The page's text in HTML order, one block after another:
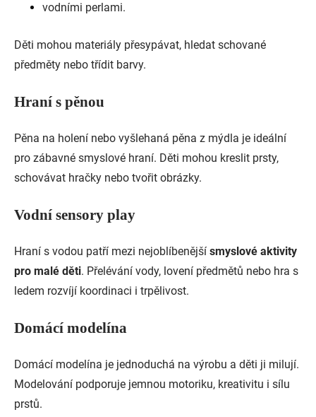
vodními perlami.
Děti mohou materiály přesypávat, hledat schované
předměty nebo třídit barvy.
Hraní s pěnou
Pěna na holení nebo vyšlehaná pěna z mýdla je ideální
pro zábavné smyslové hraní. Děti mohou kreslit prsty,
schovávat hračky nebo tvořit obrázky.
Vodní sensory play
Hraní s vodou patří mezi nejoblíbenější smyslové aktivity
pro malé děti. Přelévání vody, lovení předmětů nebo hra s
ledem rozvíjí koordinaci i trpělivost.
Domácí modelína
Domácí modelína je jednoduchá na výrobu a děti ji milují.
Modelování podporuje jemnou motoriku, kreativitu i sílu
prstů.